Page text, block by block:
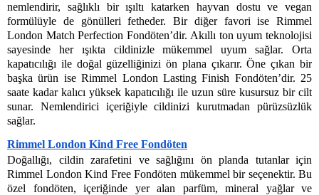
nemlendirir, sağlıklı bir ışıltı katarken hayvan dostu ve vegan
formülüyle de gönülleri fetheder. Bir diğer favori ise Rimmel
London Match Perfection Fondöten’dir. Akıllı ton uyum teknolojisi
sayesinde her ışıkta cildinizle mükemmel uyum sağlar. Orta
kapatıcılığı ile doğal güzelliğinizi ön plana çıkarır. Öne çıkan bir
başka ürün ise Rimmel London Lasting Finish Fondöten’dir. 25
saate kadar kalıcı yüksek kapatıcılığı ile uzun süre kusursuz bir cilt
sunar. Nemlendirici içeriğiyle cildinizi kurutmadan pürüzsüzlük
sağlar.
Rimmel London Kind Free Fondöten
Doğallığı, cildin zarafetini ve sağlığını ön planda tutanlar için
Rimmel London Kind Free Fondöten mükemmel bir seçenektir. Bu
özel fondöten, içeriğinde yer alan parfüm, mineral yağlar ve